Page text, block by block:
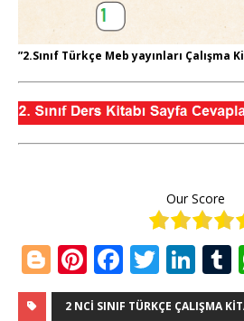
”2.Sınıf Türkçe Meb yayınları Çalışma
Our Score
Bl
o
Pi
n
F
a
T
w
Li
n
2 NCI SINIF TÜRKÇE ÇALIŞMA